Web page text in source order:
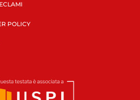
POLICY